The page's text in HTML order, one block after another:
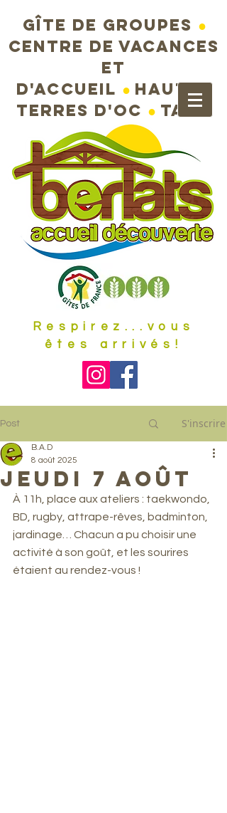
Gîte de groupes ●
Centre de vacances
et
d'accueil ● Hautes
terres d'Oc ●Tarn
Respirez...vous
êtes arrivés!
Post S'inscrire
jeudi 7 août
B.A.D
8 août 2025
À 11h, place aux ateliers : taekwondo,
BD, rugby, attrape-rêves, badminton,
jardinage… Chacun a pu choisir une
activité à son goût, et les sourires
étaient au rendez-vous !